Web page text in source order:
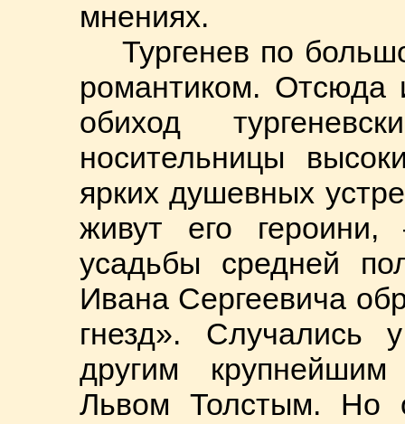
мнениях.
Тургенев по
романтиком.
обиход
носительницы
ярких душевных
живут его
усадьбы средней
Ивана Сергеевича
гнезд». Случались
другим
Львом Толстым. Но